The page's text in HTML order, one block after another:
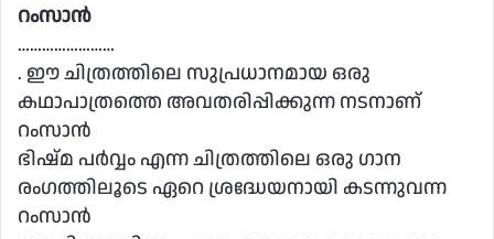
റംസാൻ
……………………
. ഈ ചിത്രത്തിലെ സുപ്രധാനമായ ഒരു
കഥാപാത്രത്തെ അവതരിപ്പിക്കുന്ന നടനാണ്
റംസാൻ
ഭിഷ്മ പർവ്വം എന്ന ചിത്രത്തിലെ ഒരു ഗാന
രംഗത്തിലൂടെ ഏറെ ശ്രദ്ധേയനായി കടന്നുവന്ന
റംസാൻ